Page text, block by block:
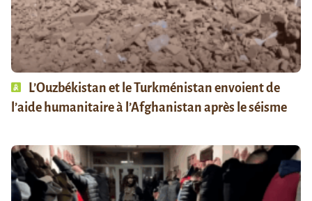
L’Ouzbékistan et le Turkménistan envoient de
l’aide humanitaire à l’Afghanistan après le séisme